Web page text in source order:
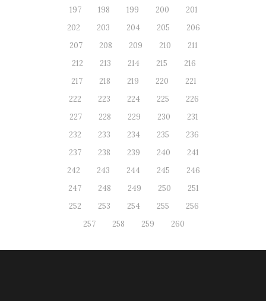
197
198 199 200
201
202
203 204 205
206
207
208 209 210
211
212
213 214 215
216
217
218 219 220
221
222
223 224 225
226
227
228 229 230
231
232
233 234 235
236
237
238 239 240
241
242
243 244 245
246
247
248 249 250
251
252
253 254 255
256
257
258 259 260